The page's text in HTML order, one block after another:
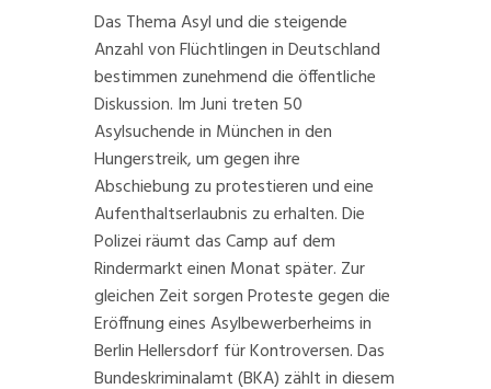
Das Thema Asyl und die steigende
Anzahl von Flüchtlingenin Deutschland
bestimmen zunehmend die öffentliche
Diskussion. Im Juni treten 50
Asylsuchende in Münchenin den
Hungerstreik, um gegen ihre
Abschiebung zu protestieren und eine
Aufenthaltserlaubnis zu erhalten. Die
Polizei räumt das Camp auf dem
Rindermarkt einen Monat später. Zur
gleichen Zeit sorgen Proteste gegen die
Eröffnung eines Asylbewerberheims in
BerlinHellersdorf für Kontroversen. Das
Bundeskriminalamt (BKA) zählt in diesem